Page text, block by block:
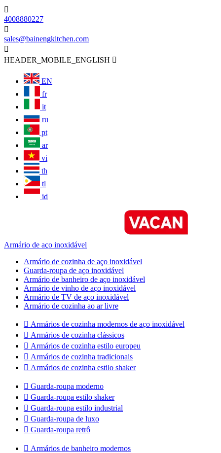

4008880227

sales@bainengkitchen.com

HEADER_MOBILE_ENGLISH 
EN
fr
it
ru
pt
ar
vi
th
tl
id
Armário de aço inoxidável
Armário de cozinha de aço inoxidável
Guarda-roupa de aço inoxidável
Armário de banheiro de aço inoxidável
Armário de vinho de aço inoxidável
Armário de TV de aço inoxidável
Armário de cozinha ao ar livre
 Armários de cozinha modernos de aço inoxidável
 Armários de cozinha clássicos
 Armários de cozinha estilo europeu
 Armários de cozinha tradicionais
 Armários de cozinha estilo shaker
 Guarda-roupa moderno
 Guarda-roupa estilo shaker
 Guarda-roupa estilo industrial
 Guarda-roupa de luxo
 Guarda-roupa retrô
 Armários de banheiro modernos